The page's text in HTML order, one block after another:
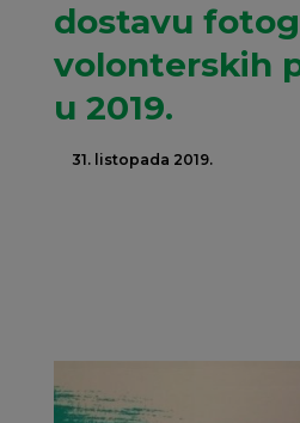
dostavu
volonterskih
u 2019.
31. listopada 2019.